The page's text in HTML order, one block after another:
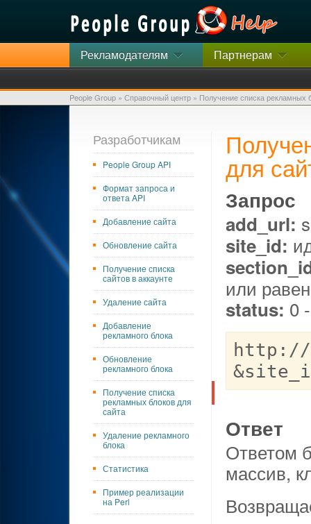
Рекламодателям Партнерам
People Group » Справочный центр » Получение списка рекламных
Разработчикам
People Group API
Формат запроса и
ответа API
Добавление сайта
Обновление сайта
Получение списка
сайтов в аккаунте
Удаление сайта
Добавление
рекламного блока
Обновление
рекламного блока
Получение списка
рекламных блоков для
сайта
Удаление рекламного
блока
Статистика
Пример реализации
на Perl
для
Запрос
add_url:
site_id:
или
status: 0
http://
Ответ
Ответом
массив,